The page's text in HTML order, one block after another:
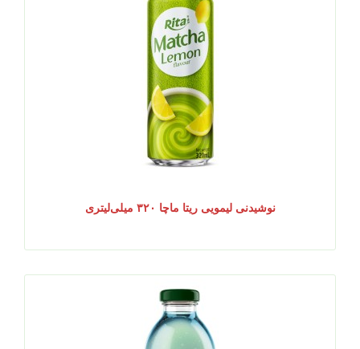
نوشیدنی لیمویی ریتا ماچا ۳۲۰ میلی‌لیتری